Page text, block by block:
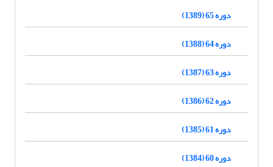
دوره 65 (1389)
دوره 64 (1388)
دوره 63 (1387)
دوره 62 (1386)
دوره 61 (1385)
دوره 60 (1384)